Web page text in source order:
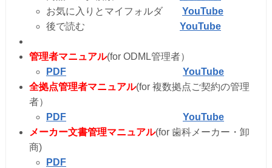
お気に入りとマイフォルダ YouTube
後で読む YouTube
管理者マニュアル(for ODML管理者）
PDF
YouTube
全拠点管理者マニュアル(for 複数拠点ご契約の管理
者）
PDF
YouTube
メーカー文書管理マニュアル(for 歯科メーカー・卸
商)
PDF